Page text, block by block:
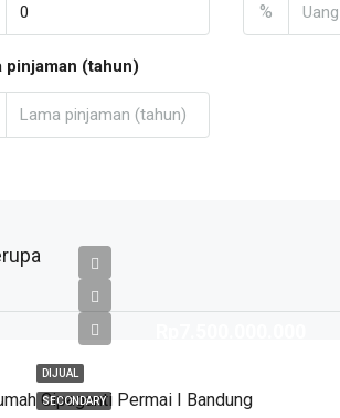
%
pinjaman (tahun)
DIJUAL
SECONDARY
Cipaganti Permai I Bandung